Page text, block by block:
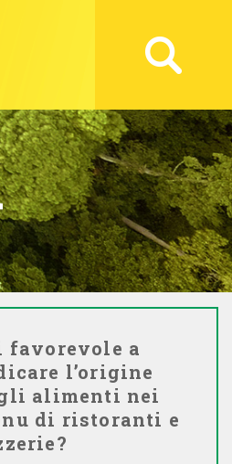
favorevole a
l’origine
alimenti nei
di ristoranti e